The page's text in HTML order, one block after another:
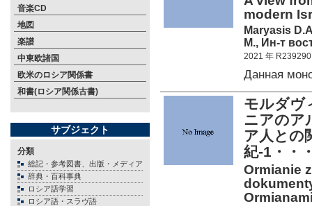
音楽CD
地図
楽譜
中東欧諸国
欧米のロシア関係書
和書(ロシア関係古書)
サブジェクト
分類
総記・参考図書、出版・メディア
辞典・百科事典
ロシア語学習
ロシア語・スラヴ語
modern
Maryasis
М., Ин-т
2021 年 R239290
Данная
モルダヴ
ニアのア
ア人との
紀-1・・
Ormianie